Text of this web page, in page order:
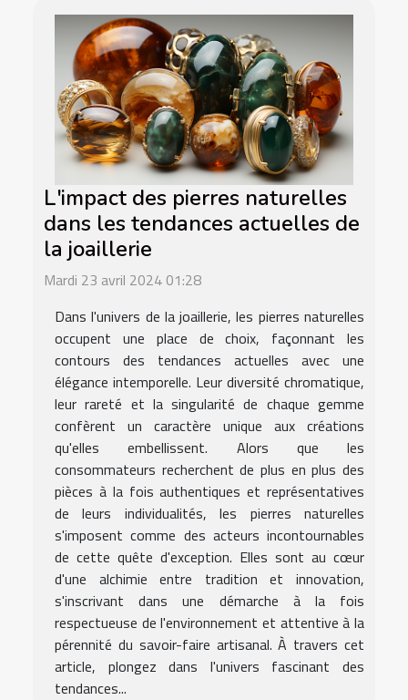
L'impact des pierres naturelles
dans les tendances actuelles de
la joaillerie
Mardi 23 avril 2024 01:28
Dans l'univers de la joaillerie, les pierres naturelles
occupent une place de choix, façonnant les
contours des tendances actuelles avec une
élégance intemporelle. Leur diversité chromatique,
leur rareté et la singularité de chaque gemme
confèrent un caractère unique aux créations
qu'elles embellissent. Alors que les
consommateurs recherchent de plus en plus des
pièces à la fois authentiques et représentatives
de leurs individualités, les pierres naturelles
s'imposent comme des acteurs incontournables
de cette quête d'exception. Elles sont au cœur
d'une alchimie entre tradition et innovation,
s'inscrivant dans une démarche à la fois
respectueuse de l'environnement et attentive à la
pérennité du savoir-faire artisanal. À travers cet
article, plongez dans l'univers fascinant des
tendances...